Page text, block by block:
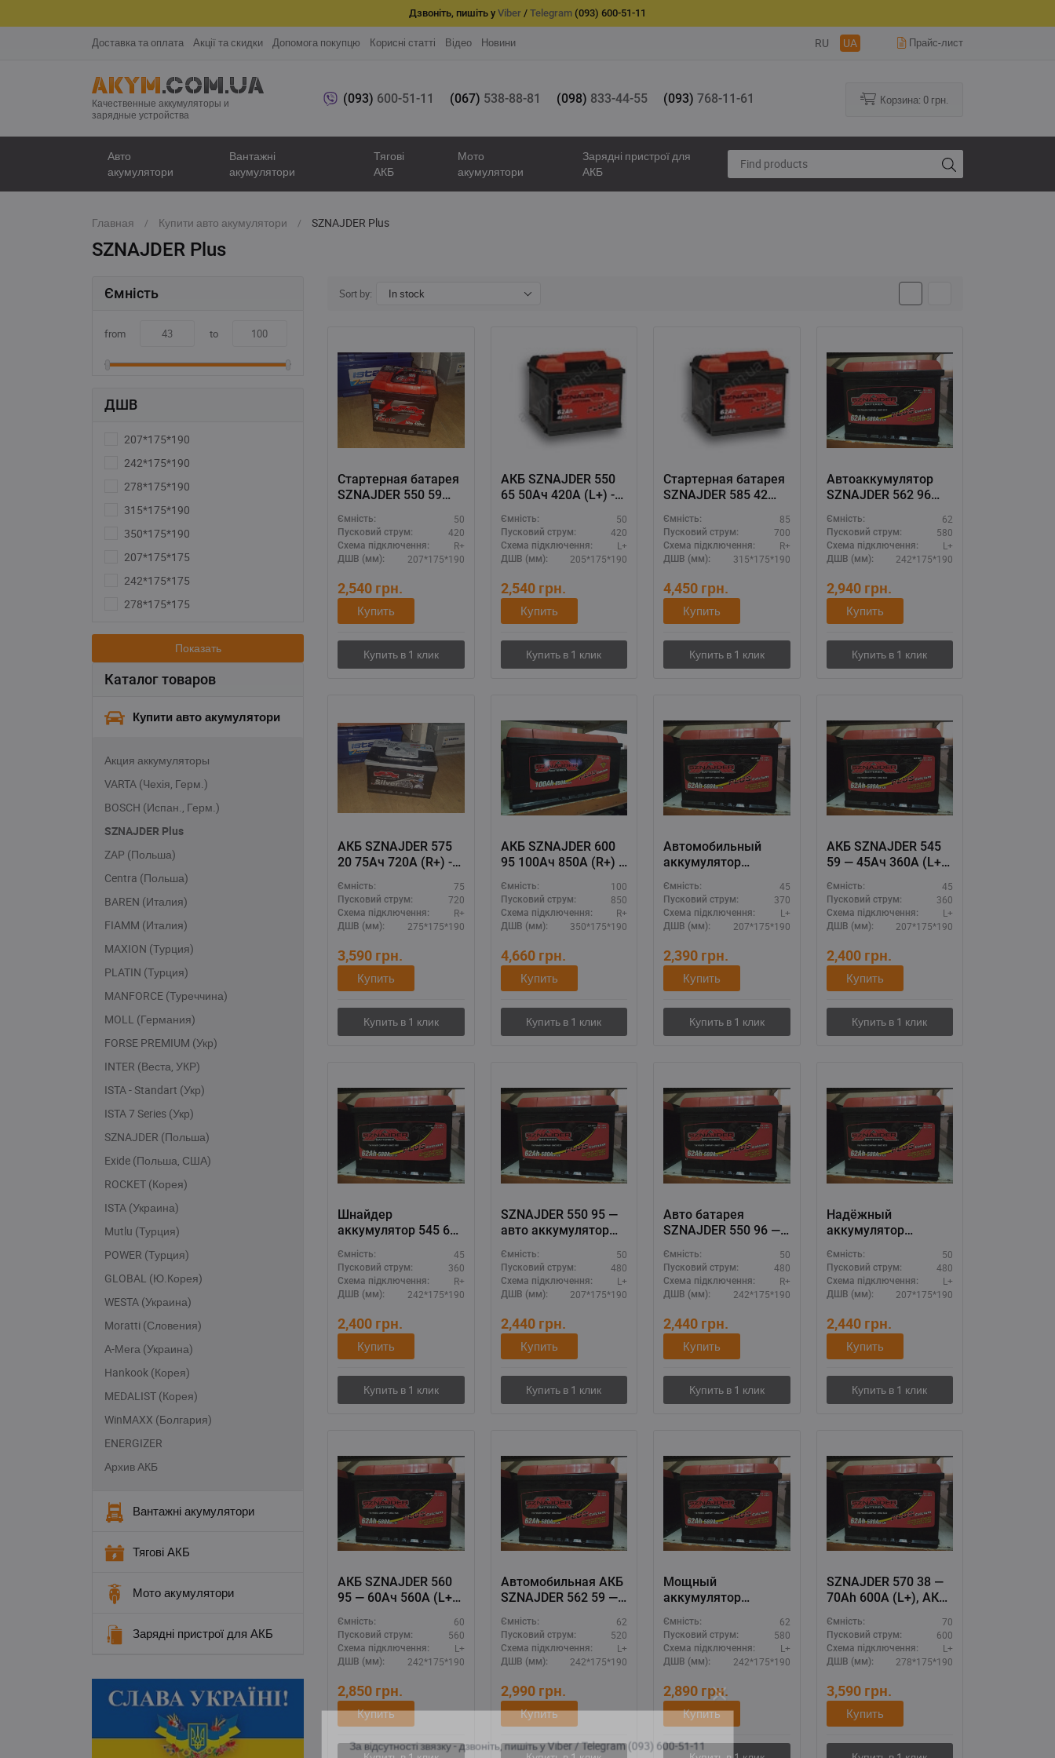
Дзвоніть, пишіть у Viber / Telegram (093) 600-51-11
Доставка та оплата Акції та скидки Допомога покупцю Корисні статті Відео Новини RU UA Прайс-лист
Качественные аккумуляторы и
зарядные устройства
(093) 600-51-11 (067) 538-88-81 (098) 833-44-55 (093) 768-11-61 Корзина: 0 грн.
Авто
акумулятори
Вантажні
акумулятори
Тягові
АКБ
Мото
акумулятори
Зарядні пристрої для
АКБ
Главная Купити авто акумулятори SZNAJDER Plus
SZNAJDER Plus
Ємність
from to
ДШВ
207*175*190
242*175*190
278*175*190
315*175*190
350*175*190
207*175*175
242*175*175
278*175*175
Показать
Каталог товаров
Купити авто акумулятори
Акция аккумуляторы
VARTA (Чехія, Герм.)
BOSCH (Испан., Герм.)
SZNAJDER Plus
ZAP (Польша)
Centra (Польша)
BAREN (Италия)
FIAMM (Италия)
MAXION (Турция)
PLATIN (Турция)
MANFORCE (Туреччина)
MOLL (Германия)
FORSE PREMIUM (Укр)
INTER (Веста, УКР)
ISTA - Standart (Укр)
ISTA 7 Series (Укр)
SZNAJDER (Польша)
Exide (Польша, США)
ROCKET (Корея)
ISTA (Украина)
Mutlu (Турция)
POWER (Турция)
GLOBAL (Ю.Корея)
WESTA (Украина)
Moratti (Словения)
А-Мега (Украина)
Hankook (Корея)
MEDALIST (Корея)
WinMAXX (Болгария)
ENERGIZER
Архив АКБ
Вантажні акумулятори
Тягові АКБ
Мото акумулятори
Зарядні пристрої для АКБ
Sort by: In stock
Стартерная батарея
SZNAJDER 550 59
устойчив к
глубокому разряду
Ємність: 50
Пусковий струм: 420
Схема підключення: R+
ДШВ (мм): 207*175*190
2,540 грн.
Купить
АКБ SZNAJDER 550
65 50Ач 420А (L+) -
шнайдер с
увеличенным
сроком службы
Ємність: 50
Пусковий струм: 420
Схема підключення: L+
ДШВ (мм): 205*175*190
2,540 грн.
Купить
Стартерная батарея
SZNAJDER 585 42
повышенная
емкость для
дальнобоя
Ємність: 85
Пусковий струм: 700
Схема підключення: R+
ДШВ (мм): 315*175*190
4,450 грн.
Купить
Автоаккумулятор
SZNAJDER 562 96
тяжелых условий
эксплуатации
Ємність: 62
Пусковий струм: 580
Схема підключення: L+
ДШВ (мм): 242*175*190
2,940 грн.
Купить
АКБ SZNAJDER 575
20 75Ач 720А (R+) -
аккумулятор с
максимальным
пусковым током
Ємність: 75
Пусковий струм: 720
Схема підключення: R+
ДШВ (мм): 275*175*190
3,590 грн.
Купить
АКБ SZNAJDER 600
95 100Ач 850А (R+) -
супермощный
аккумулятор для
спецтехники
Ємність: 100
Пусковий струм: 850
Схема підключення: R+
ДШВ (мм): 350*175*190
4,660 грн.
Купить
Автомобильный
аккумулятор
SZNAJDER 545 58 —
45Ah 370A (L+), АКБ
12V для легковых
авто
Ємність: 45
Пусковий струм: 370
Схема підключення: L+
ДШВ (мм): 207*175*190
2,390 грн.
Купить
АКБ SZNAJDER 545
59 — 45Ач 360А (L+),
стартерная батарея
для бензинового
двигателя
Ємність: 45
Пусковий струм: 360
Схема підключення: L+
ДШВ (мм): 207*175*190
2,400 грн.
Купить
Шнайдер
аккумулятор 545 65
надёжная АКБ 12V
евроразмер
Ємність: 45
Пусковий струм: 360
Схема підключення: R+
ДШВ (мм): 242*175*190
2,400 грн.
Купить
SZNAJDER 550 95 —
авто аккумулятор
польское качество,
стандарт L1
Ємність: 50
Пусковий струм: 480
Схема підключення: L+
ДШВ (мм): 207*175*190
2,440 грн.
Купить
Авто батарея
SZNAJDER 550 96 —
для старта
двигателя
Ємність: 50
Пусковий струм: 480
Схема підключення: R+
ДШВ (мм): 242*175*190
2,440 грн.
Купить
Надёжный
аккумулятор
50Ач 480А (L+),
усиленный пусковой
ток
Ємність: 50
Пусковий струм: 480
Схема підключення: L+
ДШВ (мм): 207*175*190
2,440 грн.
Купить
АКБ SZNAJDER 560
95 — 60Ач 560А (L+),
аккумулятор для
дизельных авто
Ємність: 60
Пусковий струм: 560
Схема підключення: L+
ДШВ (мм): 242*175*190
2,850 грн.
Купить
Автомобильная АКБ
SZNAJDER 562 59 —
62Ah 520A (L+), для
бензиновых моторов
Ємність: 62
Пусковий струм: 520
Схема підключення: L+
ДШВ (мм): 242*175*190
2,990 грн.
Купить
Мощный
аккумулятор
SZNAJDER 562 98 —
62Ач 580А (L+),
стартерная АКБ 12V
Ємність: 62
Пусковий струм: 580
Схема підключення: L+
ДШВ (мм): 242*175*190
2,890 грн.
Купить
SZNAJDER 570 38 —
70Ah 600A (L+), АКБ
для внедорожников
и легковых авто
Ємність: 70
Пусковий струм: 600
Схема підключення: L+
ДШВ (мм): 278*175*190
3,590 грн.
Купить
За відсутності звязку - дзвоніть, пишіть у Viber / Telegram (093) 600-51-11